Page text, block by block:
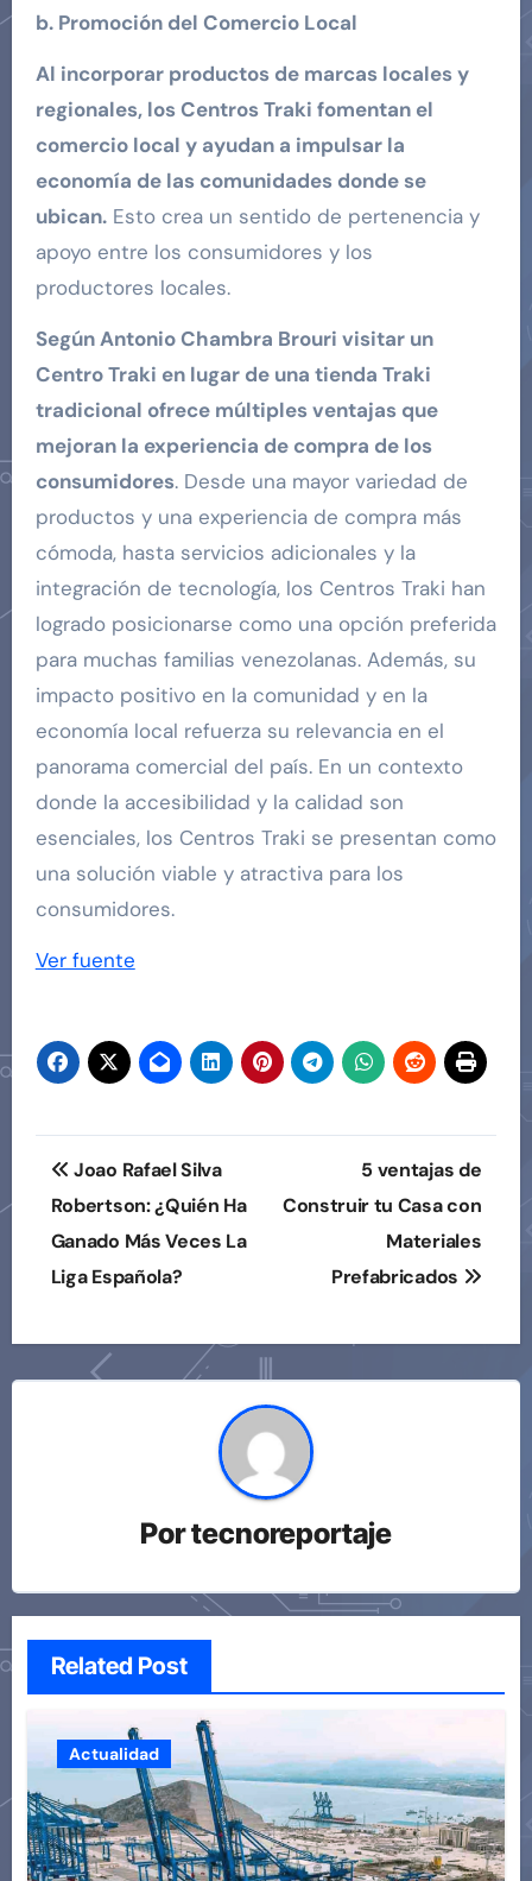
b. Promoción del Comercio Local
Al incorporar productos de marcas locales y
regionales, los Centros Traki fomentan el
comercio local y ayudan a impulsar la
economía de las comunidades donde se
ubican.Esto crea un sentido de pertenencia y
apoyo entre los consumidores y los
productores locales.
Según Antonio Chambra Brouri visitar un
Centro Traki en lugar de una tienda Traki
tradicional ofrece múltiples ventajas que
mejoran la experiencia de compra de los
consumidores. Desde una mayor variedad de
productos y una experiencia de compra más
cómoda, hasta servicios adicionales y la
integración de tecnología, los Centros Traki han
logrado posicionarse como una opción preferida
para muchas familias venezolanas. Además, su
impacto positivo en la comunidad y en la
economía local refuerza su relevancia en el
panorama comercial del país. En un contexto
donde la accesibilidad y la calidad son
esenciales, los Centros Traki se presentan como
una solución viable y atractiva para los
consumidores.
Ver fuente
Navegación
de
entradas
Joao Rafael Silva
Robertson: ¿Quién Ha
Ganado Más Veces La
Liga Española?
5 ventajas de
Construir tu Casa con
Materiales
Prefabricados
Portecnoreportaje
Related Post
Actualidad